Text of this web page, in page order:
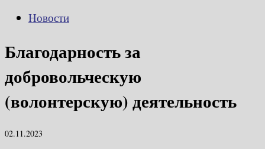
Новости
Благодарность за
добровольческую
(волонтерскую) деятельность
02.11.2023